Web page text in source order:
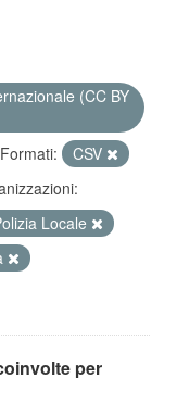
(CC BY
Formati:
CSV
Locale
per